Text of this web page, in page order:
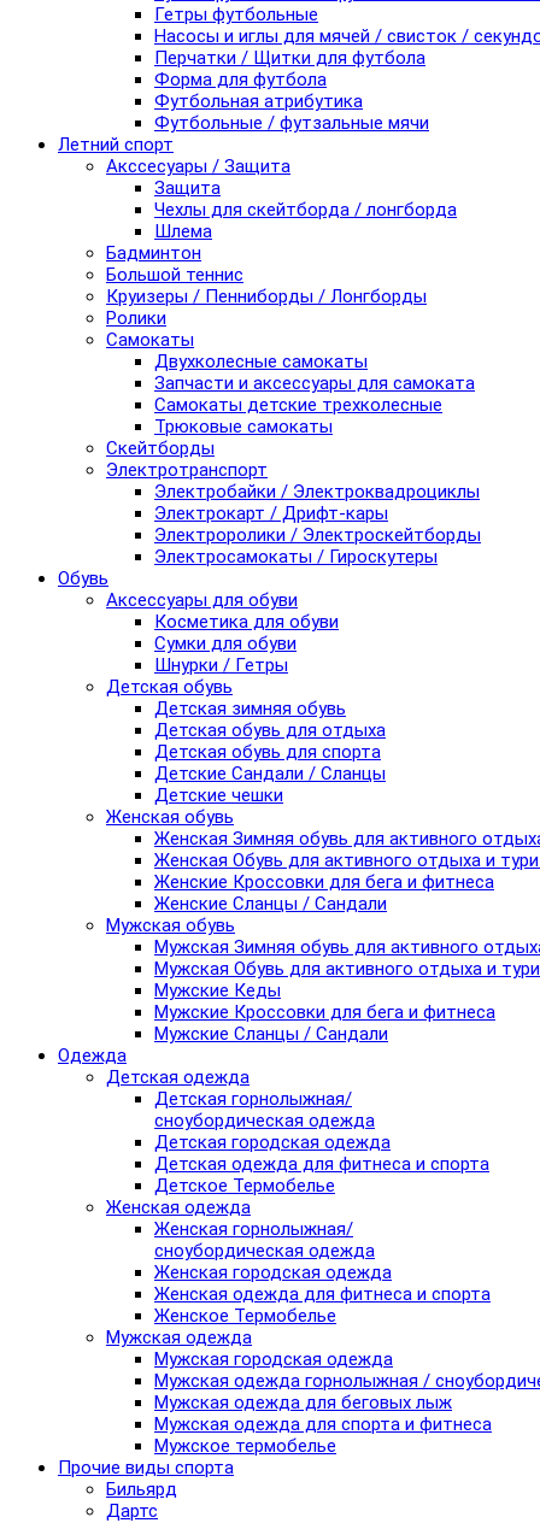
Гетры футбольные
Насосы и иглы для мячей / свисток /
Перчатки / Щитки для футбола
Форма для футбола
Футбольная атрибутика
Футбольные / футзальные мячи
Летний спорт
Акссесуары / Защита
Защита
Чехлы для скейтборда / лонгборда
Шлема
Бадминтон
Большой теннис
Круизеры / Пенниборды / Лонгборды
Ролики
Самокаты
Двухколесные самокаты
Запчасти и аксессуары для самоката
Самокаты детские трехколесные
Трюковые самокаты
Скейтборды
Электротранспорт
Электробайки / Электроквадроциклы
Электрокарт / Дрифт-кары
Электроролики / Электроскейтборды
Электросамокаты / Гироскутеры
Обувь
Аксессуары для обуви
Косметика для обуви
Сумки для обуви
Шнурки / Гетры
Детская обувь
Детская зимняя обувь
Детская обувь для отдыха
Детская обувь для спорта
Детские Сандали / Сланцы
Детские чешки
Женская обувь
Женская Зимняя обувь для активного
Женская Обувь для активного отдыха и
Женские Кроссовки для бега и фитнеса
Женские Сланцы / Сандали
Мужская обувь
Мужская Зимняя обувь для активного
Мужская Обувь для активного отдыха и
Мужские Кеды
Мужские Кроссовки для бега и фитнеса
Мужские Сланцы / Сандали
Одежда
Детская одежда
Детская горнолыжная/
сноубордическая одежда
Детская городская одежда
Детская одежда для фитнеса и спорта
Детское Термобелье
Женская одежда
Женская горнолыжная/
сноубордическая одежда
Женская городская одежда
Женская одежда для фитнеса и спорта
Женское Термобелье
Мужская одежда
Мужская городская одежда
Мужская одежда горнолыжная /
Мужская одежда для беговых лыж
Мужская одежда для спорта и фитнеса
Мужское термобелье
Прочие виды спорта
Бильярд
Дартс